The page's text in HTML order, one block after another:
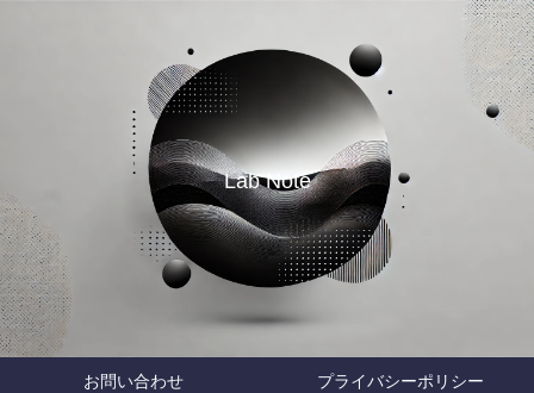
Lab Note
お問い合わせ プライバシーポリシー